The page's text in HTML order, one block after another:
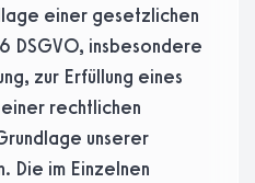
einer gesetzlichen
DSGVO, insbesondere
zur Erfüllung eines
rechtlichen
unserer
Die im Einzelnen